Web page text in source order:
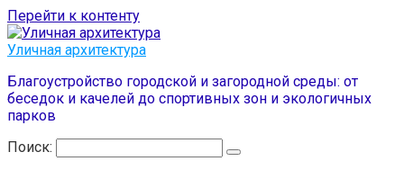
Перейти к контенту
Уличная архитектура
Благоустройство городской и загородной среды: от
беседок и качелей до спортивных зон и экологичных
парков
Поиск: